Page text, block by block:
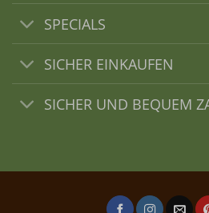
SPECIALS
SICHER EINKAUFEN
SICHER UND BEQUEM